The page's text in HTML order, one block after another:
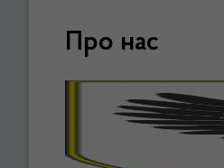
Про нас